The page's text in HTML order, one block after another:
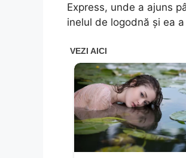
Express, unde a ajuns
inelul de logodnă și ea